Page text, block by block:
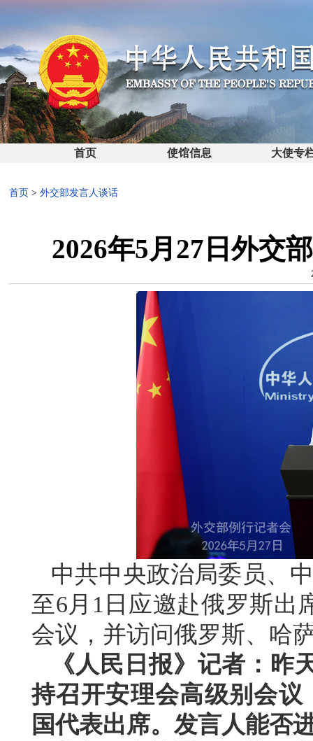
首页 使馆信息 大使专
首页 > 外交部发言人谈话
2026年5月27日外交
中共中央政治局委员、
至6月1日应邀赴俄罗斯出
会议，并访问俄罗斯、哈
《人民日报》记者：昨
持召开安理会高级别会议
国代表出席。发言人能否